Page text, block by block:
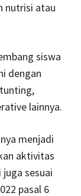
nutrisi atau
siswa
dengan
lainnya.
menjadi
aktivitas
sesuai
pasal 6